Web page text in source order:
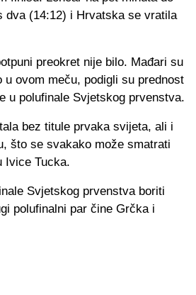
dva (14:12) i Hrvatska se vratila
preokret nije bilo. Mađari su
u ovom meču, podigli su prednost
u polufinale Svjetskog prvenstva.
bez titule prvaka svijeta, ali i
što se svakako može smatrati
Ivice Tucka.
Svjetskog prvenstva boriti
polufinalni par čine Grčka i